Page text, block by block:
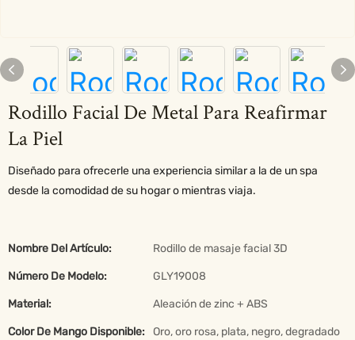
Rodillo Facial De Metal Para Reafirmar
La Piel
Diseñado para ofrecerle una experiencia similar a la de un spa
desde la comodidad de su hogar o mientras viaja.
Nombre Del Artículo: Rodillo de masaje facial 3D
Número De Modelo: GLY19008
Material: Aleación de zinc + ABS
Color De Mango Disponible: Oro, oro rosa, plata, negro, degradado